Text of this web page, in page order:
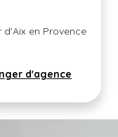
en Provence
d'agence